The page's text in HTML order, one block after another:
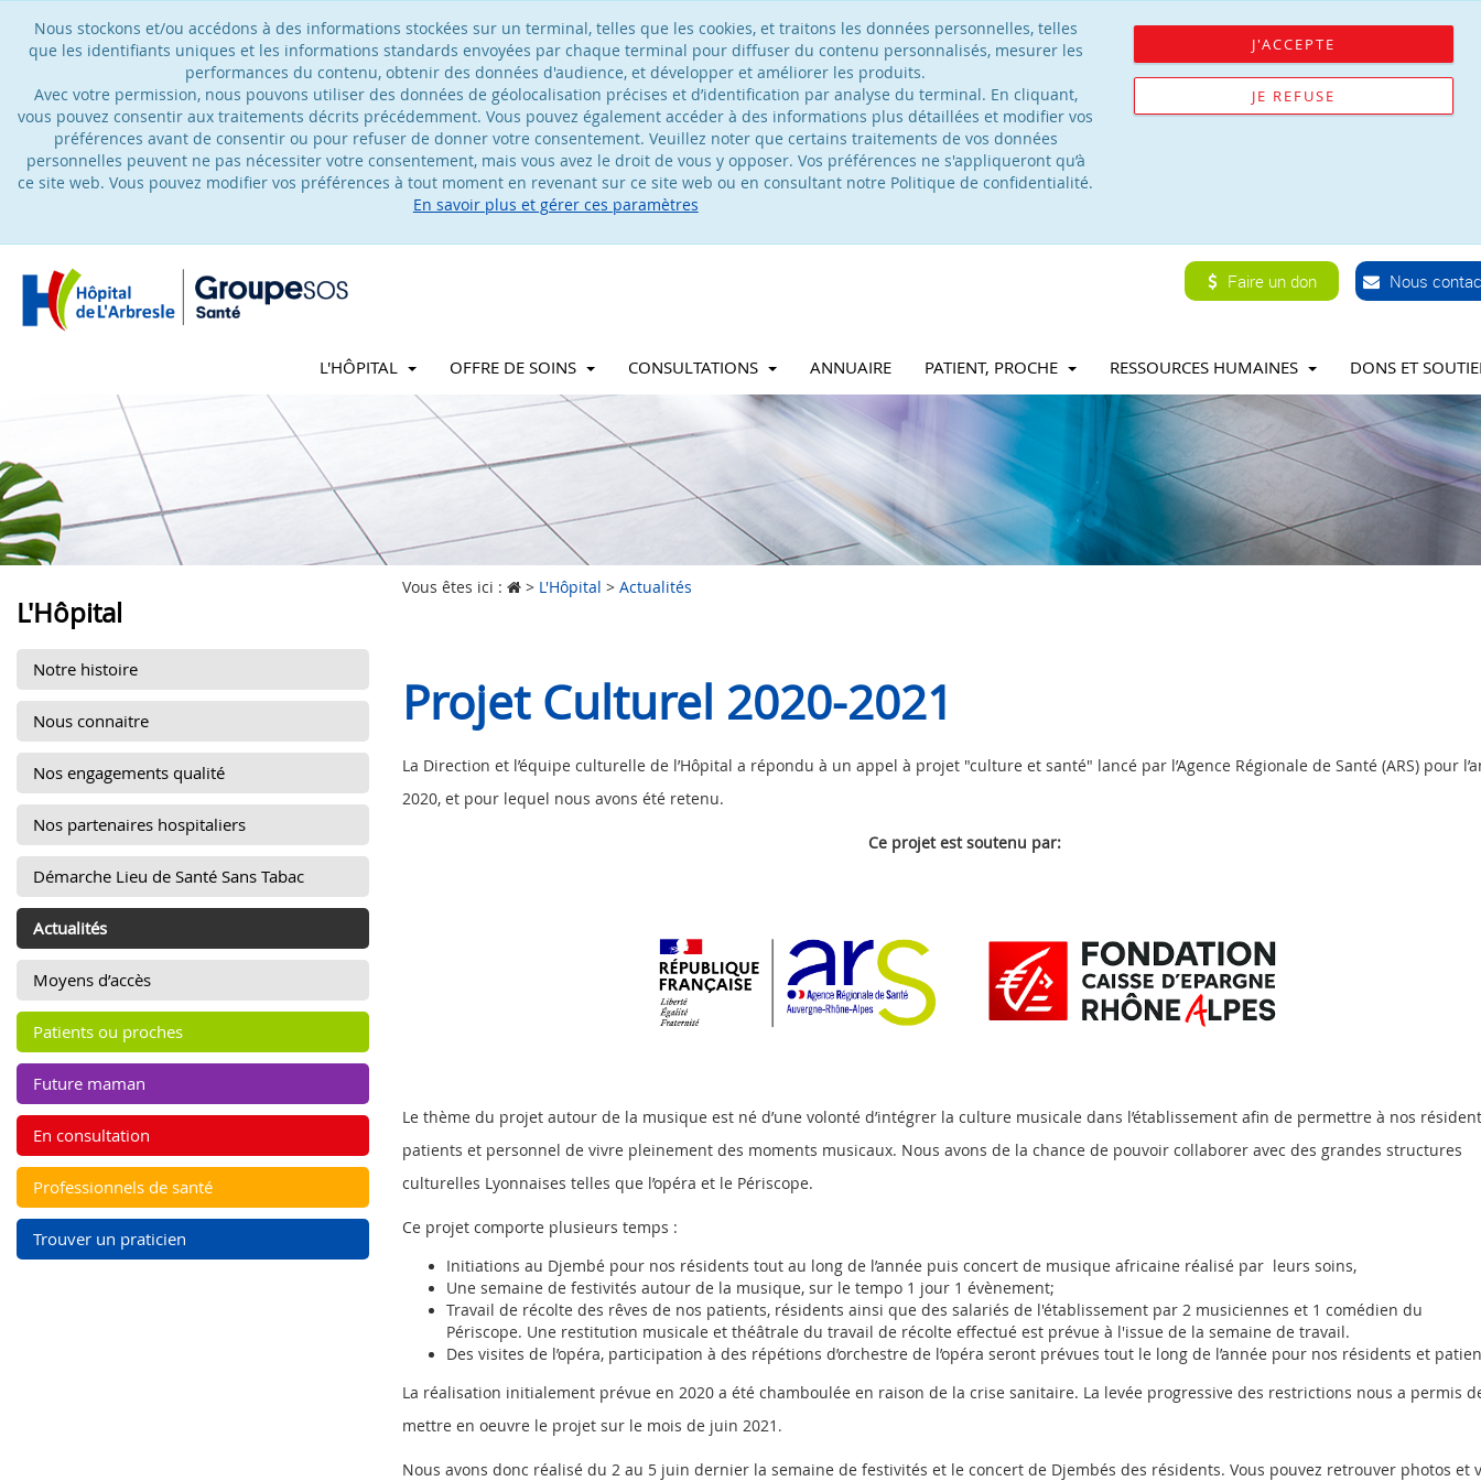
Nous stockons et/ou accédons à des informations stockées sur un terminal, telles que les cookies, et traitons les données personnelles, telles
que les identifiants uniques et les informations standards envoyées par chaque terminal pour diffuser du contenu personnalisés, mesurer les
performances du contenu, obtenir des données d'audience, et développer et améliorer les produits.
Avec votre permission, nous pouvons utiliser des données de géolocalisation précises et d’identification par analyse du terminal. En cliquant,
vous pouvez consentir aux traitements décrits précédemment. Vous pouvez également accéder à des informations plus détaillées et modifier vos
préférences avant de consentir ou pour refuser de donner votre consentement. Veuillez noter que certains traitements de vos données
personnelles peuvent ne pas nécessiter votre consentement, mais vous avez le droit de vous y opposer. Vos préférences ne s'appliqueront qu’à
ce site web. Vous pouvez modifier vos préférences à tout moment en revenant sur ce site web ou en consultant notre Politique de confidentialité.
En savoir plus et gérer ces paramètres
J'ACCEPTE
JE REFUSE
Faire un don Nous
L'HÔPITAL OFFRE DE SOINS CONSULTATIONS ANNUAIRE PATIENT, PROCHE RESSOURCES HUMAINES DONS ET
L'Hôpital
Vous êtes ici : > L'Hôpital > Actualités
Notre histoire
Nous connaitre
Nos engagements qualité
Nos partenaires hospitaliers
Démarche Lieu de Santé Sans Tabac
Actualités
Moyens d’accès
Patients ou proches
Future maman
En consultation
Professionnels de santé
Trouver un praticien
Projet Culturel 2020-2021
La Direction et l’équipe culturelle de l’Hôpital a répondu à un appel à projet "culture et santé" lancé par l’Agence Régionale de Santé (ARS) pour
2020, et pour lequel nous avons été retenu.
Ce projet est soutenu par:
Le thème du projet autour de la musique est né d’une volonté d’intégrer la culture musicale dans l’établissement afin de permettre à nos
patients et personnel de vivre pleinement des moments musicaux. Nous avons de la chance de pouvoir collaborer avec des grandes structures
culturelles Lyonnaises telles que l’opéra et le Périscope.
Ce projet comporte plusieurs temps :
Initiations au Djembé pour nos résidents tout au long de l’année puis concert de musique africaine réalisé par leurs soins,
Une semaine de festivités autour de la musique, sur le tempo 1 jour 1 évènement;
Travail de récolte des rêves de nos patients, résidents ainsi que des salariés de l'établissement par 2 musiciennes et 1 comédien du
Périscope. Une restitution musicale et théâtrale du travail de récolte effectué est prévue à l'issue de la semaine de travail.
Des visites de l’opéra, participation à des répétions d’orchestre de l’opéra seront prévues tout le long de l’année pour nos résidents et
La réalisation initialement prévue en 2020 a été chamboulée en raison de la crise sanitaire. La levée progressive des restrictions nous a permis
mettre en oeuvre le projet sur le mois de juin 2021 .
Nous avons donc réalisé du 2 au 5 juin dernier la semaine de festivités et le concert de Djembés des résidents. Vous pouvez retrouver photos et